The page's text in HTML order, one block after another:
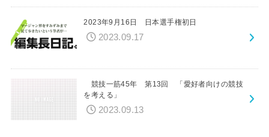
2023年9月16日 日本選手権初日
2023.09.17
競技一筋45年 第13回 「愛好者向けの競技
を考える」
2023.09.13